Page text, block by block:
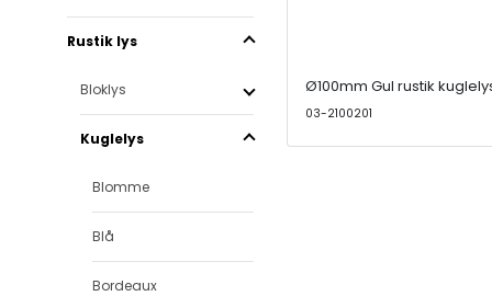
Rustik lys
Bloklys
Kuglelys
Blomme
Blå
Bordeaux
Ø100mm Gul rustik
03-2100201